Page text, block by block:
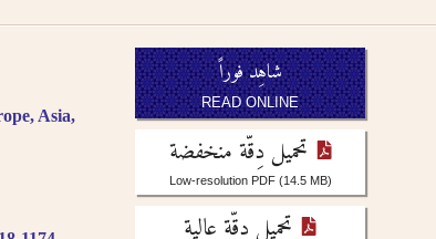
Asia,
شاهِد فوراً
READ ONLINE
تحميل دِقّة منخفضة
Low-resolution PDF (14.5 MB)
تحميل دِقّة عالية